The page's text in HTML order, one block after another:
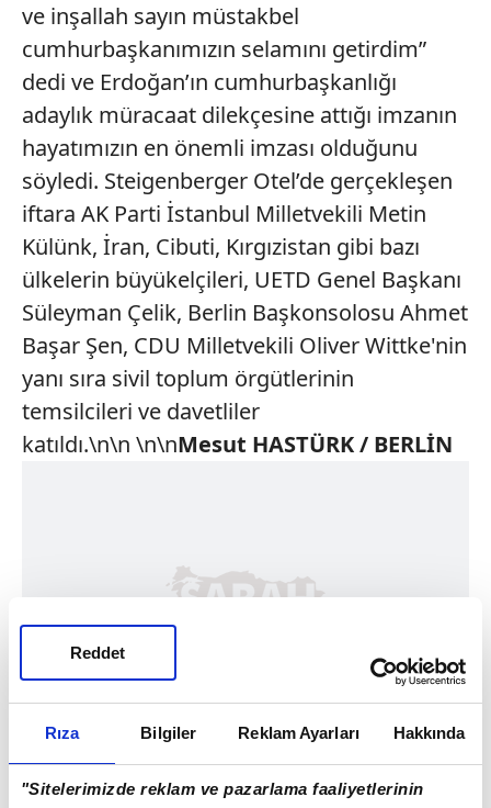
Rıza Bilgiler Reklam Ayarları Hakkında
"Sitelerimizde reklam ve pazarlama faaliyetlerinin
Reddet
ve inşallah sayın müstakbel
cumhurbaşkanımızın selamını getirdim”
dedi ve Erdoğan’ın cumhurbaşkanlığı
adaylık müracaat dilekçesine attığı imzanın
hayatımızın en önemli imzası olduğunu
söyledi. Steigenberger Otel’de gerçekleşen
iftara AK Parti İstanbul Milletvekili Metin
Külünk, İran, Cibuti, Kırgızistan gibi bazı
ülkelerin büyükelçileri, UETD Genel Başkanı
Süleyman Çelik, Berlin Başkonsolosu Ahmet
Başar Şen, CDU Milletvekili Oliver Wittke'nin
yanı sıra sivil toplum örgütlerinin
temsilcileri ve davetliler
katıldı.\n\n \n\nMesut HASTÜRK / BERLİN